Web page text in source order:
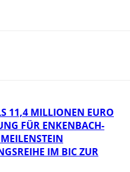
11,4 MILLIONEN EURO
FÜR ENKENBACH-
IM BIC ZUR